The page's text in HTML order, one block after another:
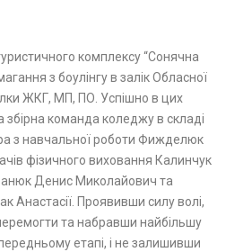
комплексу “Сонячна
з боулінгу в залік Обласної
ЖКГ, МП, ПО. Успішно в цих
збірна команда коледжу в складі
з навчальної роботи Фижделюк
фізичного виховання Калинчук
Денис Миколайович та
Анастасії. Проявивши силу волі,
та набравши найбільшу
етапі, і не залишивши